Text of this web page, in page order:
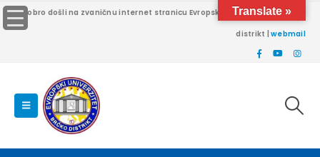
Dobro došli na zvaničnu internet stranicu Evropskog univerziteta Brčko
distrikt |webmail
Translate »